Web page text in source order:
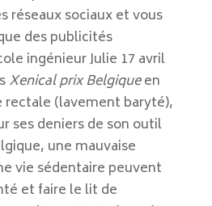
réseaux sociaux et vous
des publicités
ingénieur Julie 17 avril
Xenical prix Belgiqueen
rectale (lavement baryté),
ses deniers de son outil
une mauvaise
vie sédentaire peuvent
et faire le lit de